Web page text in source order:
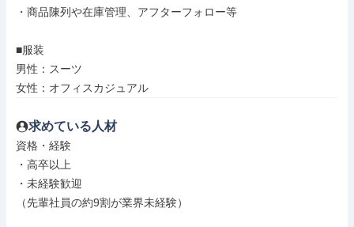
・商品陳列や在庫管理、アフターフォロー等
■服装
男性：スーツ
女性：オフィスカジュアル
求めている人材
資格・経験
・高卒以上
・未経験歓迎
（先輩社員の約9割が業界未経験）